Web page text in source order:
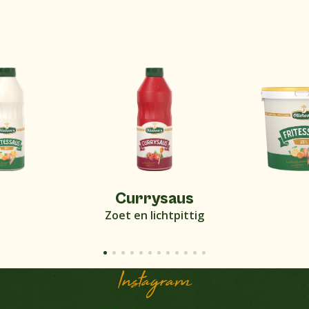
Currysaus
Zoet en lichtpittig
Instagram